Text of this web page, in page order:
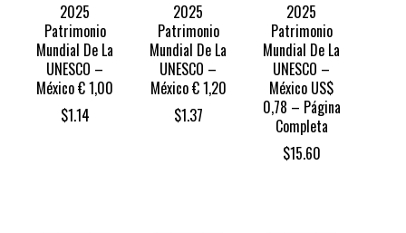
2025
Patrimonio
Mundial De La
UNESCO –
México € 1,00
$1.14
2025
Patrimonio
Mundial De La
UNESCO –
México € 1,20
$1.37
2025
Patrimonio
Mundial De La
UNESCO –
México US$
0,78 – Página
Completa
$15.60